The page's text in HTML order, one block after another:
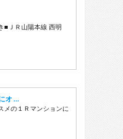
ＪＲ山陽本線 西明
オ …
メの１Ｒマンションに